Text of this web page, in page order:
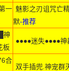
一 魅影之刃诅咒亡
默-推荐
神
板
●●●●迷失●●●●
合
双手插兜.神宠群